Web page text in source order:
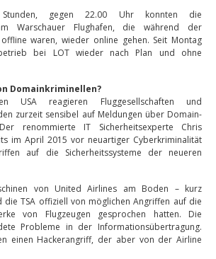
gegen 22.00 Uhr konnten die
Warschauer Flughafen, die während der
waren, wieder online gehen. Seit Montag
bei LOT wieder nach Plan und ohne
Domainkriminellen?
reagieren Fluggesellschaften und
zurzeit sensibel auf Meldungen über Domain-
Der renommierte IT Sicherheitsexperte Chris
im April 2015 vor neuartiger Cyberkriminalität
auf die Sicherheitssysteme der neueren
von United Airlines am Boden – kurz
die TSA offiziell von möglichen Angriffen auf die
von Flugzeugen gesprochen hatten. Die
Probleme in der Informationsübertragung.
einen Hackerangriff, der aber von der Airline